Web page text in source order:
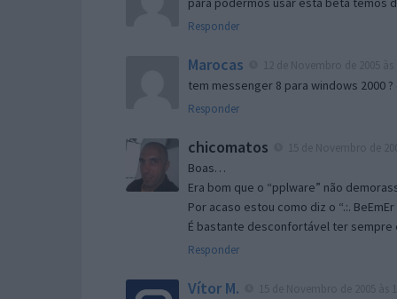
Responder
Marocas
tem messenger 8 para windows 2000
Responder
chicomatos
Boas…
Era bom que o “pplware” não
Por acaso estou como diz o “.:.
É bastante desconfortável ter sempre
Responder
Vítor M.